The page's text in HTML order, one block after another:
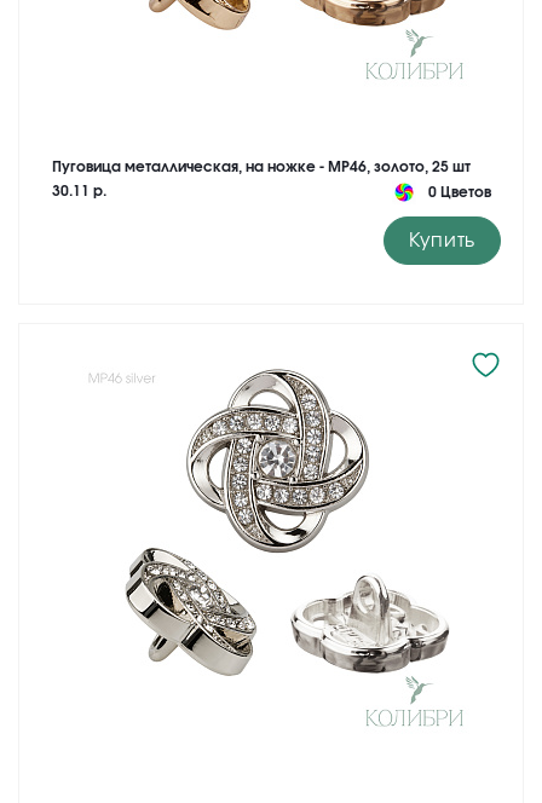
Пуговица металлическая, на ножке - MP46, золото, 25 шт
30.11 р.
0 Цветов
Купить